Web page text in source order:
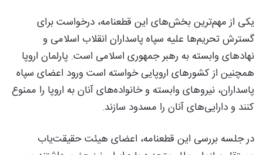
یکی از مهم‌ترین بخش‌های این قطعنامه، درخواست برای
گسترش تحریم‌ها علیه سپاه پاسداران انقلاب اسلامی و
نهادهای وابسته به رهبر جمهوری اسلامی است. پارلمان اروپا
همچنین از کشورهای اروپایی خواسته است ورود اعضای سپاه
پاسداران، نیروهای وابسته و خانواده‌های آنان به اروپا را ممنوع
کنند و دارایی‌های آنان را مسدود سازند.
در جلسه بررسی این قطعنامه، اعضای هیئت حقیقت‌یاب